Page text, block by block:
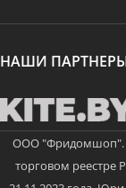
НАШИ
ООО "Фридомшоп".
торговом реестре